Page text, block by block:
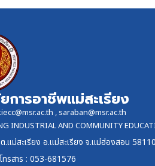
การอาชีพแม่สะเรียง
,saraban@msr.ac.th
INDUSTRIAL AND COMMUNITY
แม่สะเรียง อ.แม่สะเรียง จ.แม่ฮ่องสอน
โทรสาร : 053-681576